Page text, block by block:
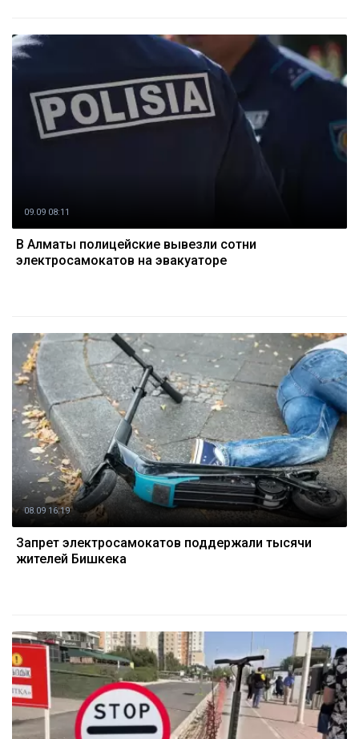
09.09 08:11
В Алматы полицейские вывезли сотни
электросамокатов на эвакуаторе
08.09 16:19
Запрет электросамокатов поддержали тысячи
жителей Бишкека